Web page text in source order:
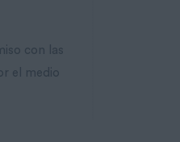
con las
el medio